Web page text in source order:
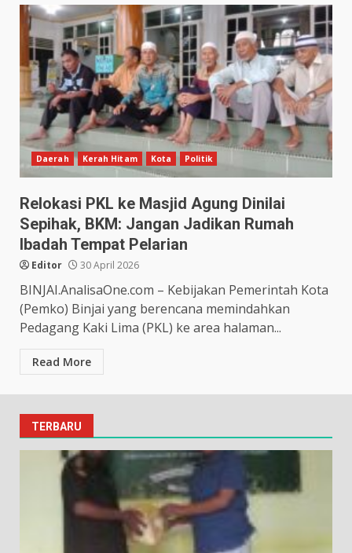
Daerah Kerah Hitam Kota Politik
Relokasi PKL ke Masjid Agung Dinilai
Sepihak, BKM: Jangan Jadikan Rumah
Ibadah Tempat Pelarian
Editor 30 April 2026
BINJAI.AnalisaOne.com – Kebijakan Pemerintah Kota
(Pemko) Binjai yang berencana memindahkan
Pedagang Kaki Lima (PKL) ke area halaman...
Read More
TERBARU